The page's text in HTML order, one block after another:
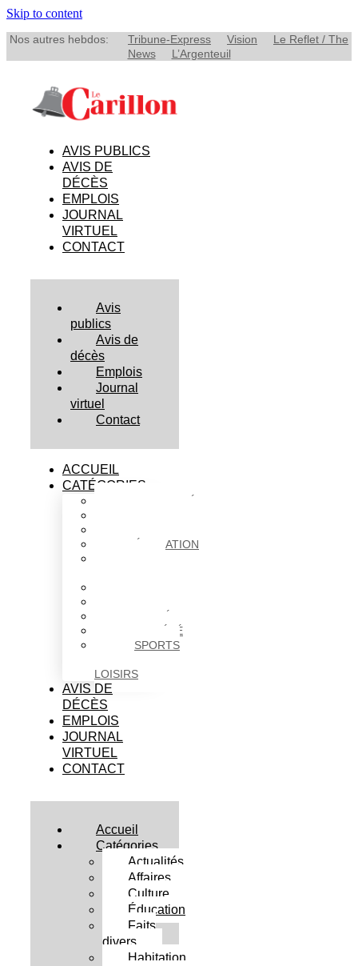
Skip to content
Nos autres hebdos: Tribune-Express Vision
Le Reflet / The
News
L’Argenteuil
AVIS PUBLICS
AVIS DE
DÉCÈS
EMPLOIS
JOURNAL
VIRTUEL
CONTACT
Avis
publics
Avis de
décès
Emplois
Journal
virtuel
Contact
ACCUEIL
CATÉGORIES
ÉDUCATION
SOCIÉTÉ
SPORTS
LOISIRS
AVIS DE
DÉCÈS
EMPLOIS
JOURNAL
VIRTUEL
CONTACT
Accueil
Catégories
Actualités
Affaires
Culture
Éducation
Faits
divers
Habitation